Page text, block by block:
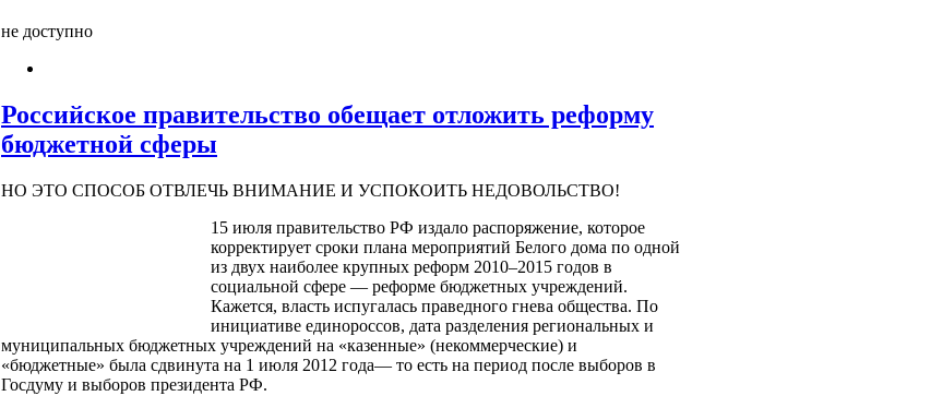
не доступно
Российское правительство обещает отложить реформу
бюджетной сферы
НО ЭТО СПОСОБ ОТВЛЕЧЬ ВНИМАНИЕ И УСПОКОИТЬ НЕДОВОЛЬСТВО!
15 июля правительство РФ издало распоряжение, которое
корректирует сроки плана мероприятий Белого дома по одной
из двух наиболее крупных реформ 2010–2015 годов в
социальной сфере — реформе бюджетных учреждений.
Кажется, власть испугалась праведного гнева общества. По
инициативе единороссов, дата разделения региональных и
муниципальных бюджетных учреждений на «казенные» (некоммерческие) и
«бюджетные» была сдвинута на 1 июля 2012 года— то есть на период после выборов в
Госдуму и выборов президента РФ.